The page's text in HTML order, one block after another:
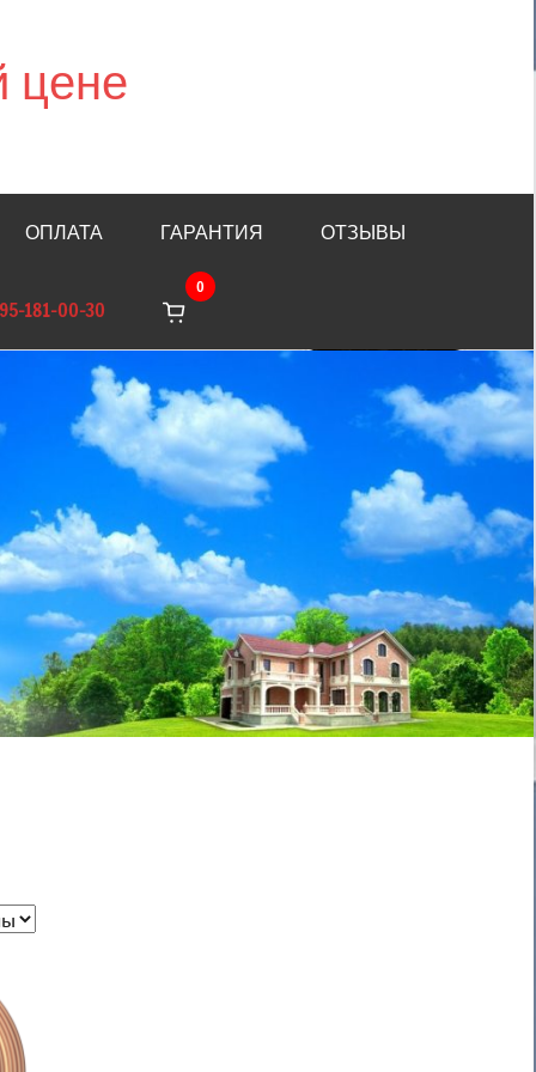
цене
ОПЛАТА ГАРАНТИЯ ОТЗЫВЫ
181-00-30
0